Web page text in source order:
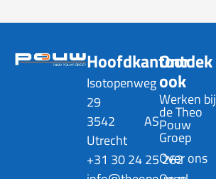
Hoofdkantoor
Isotopenweg
29
3542 AS
Utrecht
+31 30 24 25 262
Ontdek
ook
Werken bij
de Theo
Pouw
Groep
Over ons